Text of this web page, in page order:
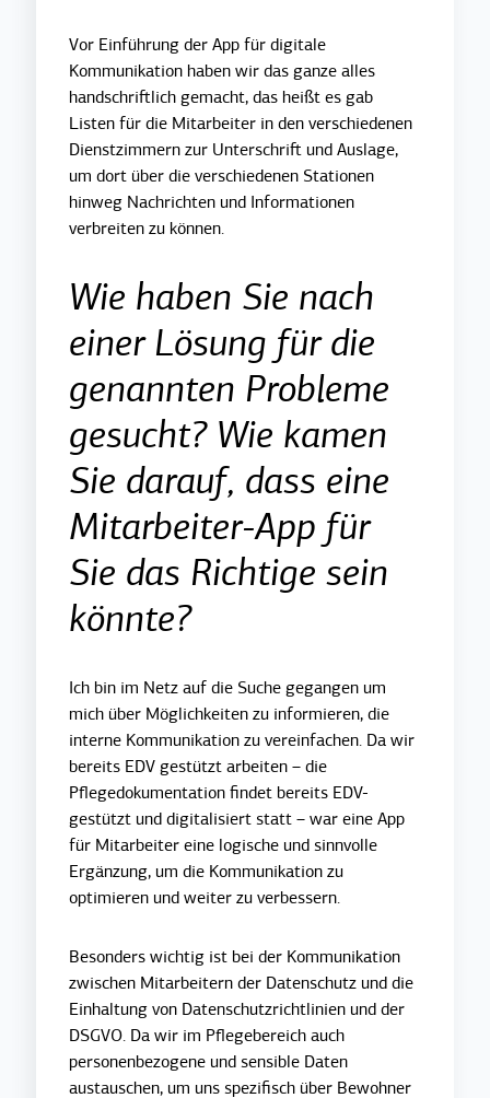
Vor Einführung der App für digitale
Kommunikation haben wir das ganze alles
handschriftlich gemacht, das heißt es gab
Listen für die Mitarbeiter in den verschiedenen
Dienstzimmern zur Unterschrift und Auslage,
um dort über die verschiedenen Stationen
hinweg Nachrichten und Informationen
verbreiten zu können.
Wie haben Sie nach
einer Lösung für die
genannten Probleme
gesucht? Wie kamen
Sie darauf, dass eine
Mitarbeiter-App für
Sie das Richtige sein
könnte?
Ich bin im Netz auf die Suche gegangen um
mich über Möglichkeiten zu informieren, die
interne Kommunikation zu vereinfachen. Da wir
bereits EDV gestützt arbeiten – die
Pflegedokumentation findet bereits EDV-
gestützt und digitalisiert statt – war eine App
für Mitarbeiter eine logische und sinnvolle
Ergänzung, um die Kommunikation zu
optimieren und weiter zu verbessern.
Besonders wichtig ist bei der Kommunikation
zwischen Mitarbeitern der Datenschutz und die
Einhaltung von Datenschutzrichtlinien und der
DSGVO. Da wir im Pflegebereich auch
personenbezogene und sensible Daten
austauschen, um uns spezifisch über Bewohner